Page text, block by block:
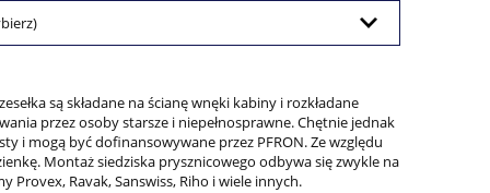
są składane na ścianę wnęki kabiny i rozkładane
przez osoby starsze i niepełnosprawne. Chętnie jednak
i mogą być dofinansowywane przez PFRON. Ze względu
Montaż siedziska prysznicowego odbywa się zwykle na
Provex, Ravak, Sanswiss, Riho i wiele innych.